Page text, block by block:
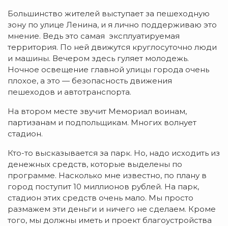
Большинство жителей выступает за пешеходную
зону по улице Ленина, и я лично поддерживаю это
мнение. Ведь это самая эксплуатируемая
территория. По ней движутся круглосуточно люди
и машины. Вечером здесь гуляет молодежь.
Ночное освещение главной улицы города очень
плохое, а это — безопасность движения
пешеходов и автотранспорта.
На втором месте звучит Мемориал воинам,
партизанам и подпольщикам. Многих волнует
стадион.
Кто-то высказывается за парк. Но, надо исходить из
денежных средств, которые выделены по
программе. Насколько мне известно, по плану в
город поступит 10 миллионов рублей. На парк,
стадион этих средств очень мало. Мы просто
размажем эти деньги и ничего не сделаем. Кроме
того, мы должны иметь и проект благоустройства